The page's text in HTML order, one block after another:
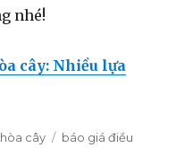
nhé!
cây: Nhiều lựa
cây Tags
báo giá điều